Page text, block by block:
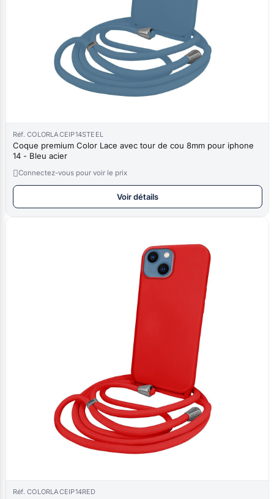
Réf. COLORLACEIP14STEEL
Coque premium Color Lace avec tour de cou 8mm pour iphone
14 - Bleu acier
Connectez-vous pour voir le prix
Voir détails
Réf. COLORLACEIP14RED